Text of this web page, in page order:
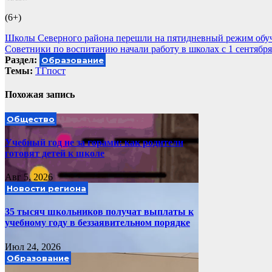
(6+)
Навигация
по
записям
Школы Северного района перешли на пятидневный режим
Советники по воспитанию начали работу в школах с 1 сентября
Раздел: Образование
Темы: ТГпост
Похожая запись
Общество
Учебный год не за горами: как родители
готовят детей к школе
Авг 5, 2026
Новости региона
35 тысяч школьников получат выплаты к
учебному году в беззаявительном порядке
Июл 24, 2026
Образование